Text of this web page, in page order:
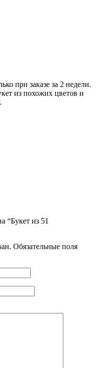
при заказе за 2 недели.
из похожих цветов и
“Букет из 51
Обязательные поля